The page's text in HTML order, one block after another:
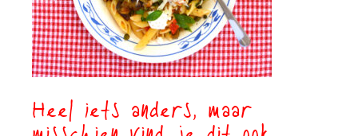
Heel iets anders, maar